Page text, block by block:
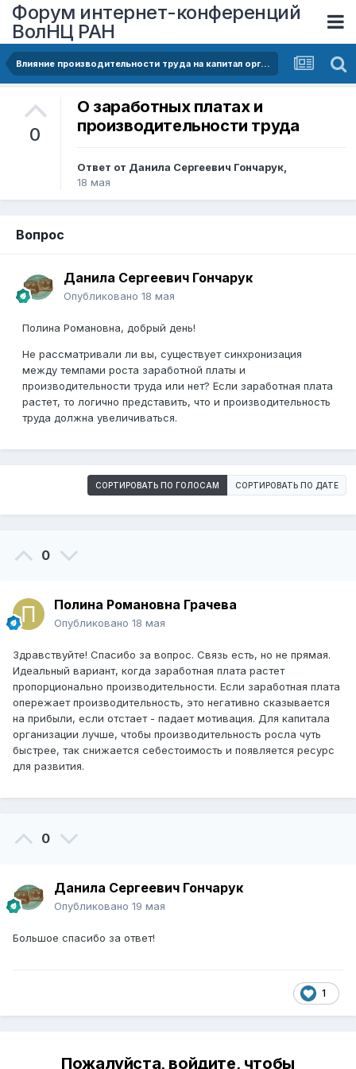
Форум интернет-конференций
ВолНЦ РАН
Влияние производительности труда на капитал организации
0
О заработных платах и
производительности труда
Ответ от Данила Сергеевич Гончарук,
18 мая
Вопрос
Данила Сергеевич Гончарук
Опубликовано 18 мая
Полина Романовна, добрый день!
Не рассматривали ли вы, существует синхронизация
между темпами роста заработной платы и
производительности труда или нет? Если заработная плата
растет, то логично представить, что и производительность
труда должна увеличиваться.
СОРТИРОВАТЬ ПО ГОЛОСАМ СОРТИРОВАТЬ ПО ДАТЕ
0
Полина Романовна Грачева
Опубликовано 18 мая
Здравствуйте! Спасибо за вопрос. Связь есть, но не прямая.
Идеальный вариант, когда заработная плата растет
пропорционально производительности. Если заработная плата
опережает производительность, это негативно сказывается
на прибыли, если отстает - падает мотивация. Для капитала
организации лучше, чтобы производительность росла чуть
быстрее, так снижается себестоимость и появляется ресурс
для развития.
0
Данила Сергеевич Гончарук
Опубликовано 19 мая
Большое спасибо за ответ!
1
Пожалуйста, войдите, чтобы